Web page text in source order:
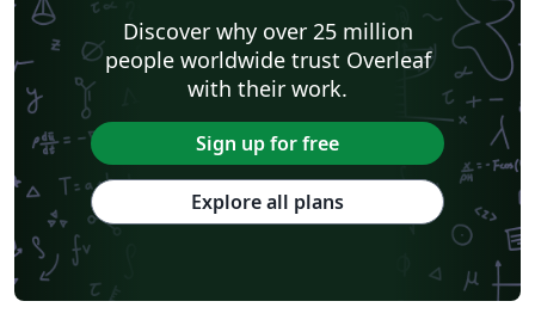
Discover why over 25 million
people worldwide trust Overleaf
with their work.
Sign up for free
Explore all plans